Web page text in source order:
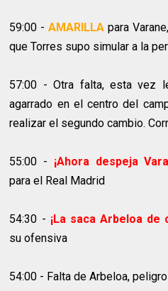
59:00 -AMARILLA para
que Torres supo simular a la
57:00 - Otra falta, esta vez
agarrado en el centro del
realizar el segundo cambio.
55:00 - ¡Ahora despeja
para el Real Madrid
54:30 - ¡La saca Arbeloa de
su ofensiva
54:00 - Falta de Arbeloa,